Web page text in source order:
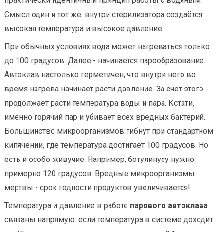
Смысл один и тот же: внутри стерилизатора создаётся
высокая температура и высокое давление.
При обычных условиях вода может нагреваться только
до 100 градусов. Далее - начинается парообразование.
Автоклав настолько герметичен, что внутри него во
время нагрева начинает расти давление. За счет этого
продолжает расти температура воды и пара. Кстати,
именно горячий пар и убивает всех вредных бактерий.
Большинство микроорганизмов гибнут при стандартном
кипячении, где температура достигает 100 градусов. Но
есть и особо живучие. Например, ботулинусу нужно
примерно 120 градусов. Вредные микроорганизмы
мертвы - срок годности продуктов увеличивается!
Температура и давление в работе парового автоклава
связаны напрямую: если температура в системе доходит